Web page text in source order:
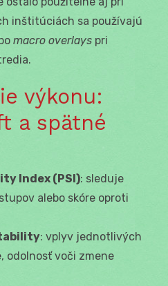
inštitúciách sa používajú
macro overlays pri
výkonu:
a spätné
Index (PSI): sleduje
alebo skóre oproti
: vplyv jednotlivých
odolnosť voči zmene